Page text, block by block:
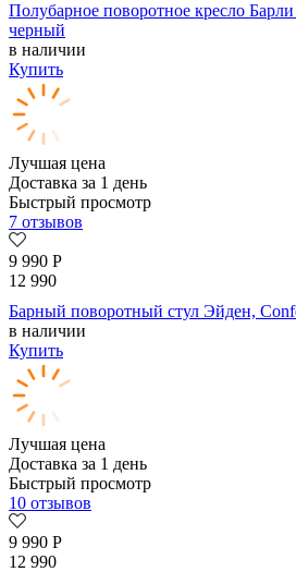
Полубарное поворотное кресло
черный
в наличии
Купить
Лучшая цена
Доставка за 1 день
Быстрый просмотр
7 отзывов
9 990 Р
12 990
Барный поворотный стул Эйден,
в наличии
Купить
Лучшая цена
Доставка за 1 день
Быстрый просмотр
10 отзывов
9 990 Р
12 990